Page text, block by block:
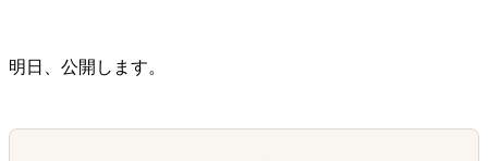
明日、公開します。